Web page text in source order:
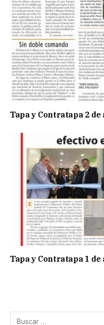
Tapa y Contratapa 2 de
Tapa y Contratapa 1 de